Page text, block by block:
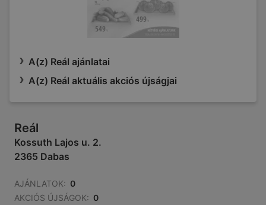
A(z) Reál ajánlatai
A(z) Reál aktuális akciós újságjai
Reál
Kossuth Lajos u. 2.
2365 Dabas
AJÁNLATOK: 0
AKCIÓS ÚJSÁGOK: 0